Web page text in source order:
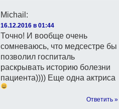
Michail :
16.12.2016 в 01:44
Точно! И вообще очень
сомневаюсь, что медсестре бы
позволил госпиталь
раскрывать историю болезни
пациента)))) Еще одна актриса
Ответить »